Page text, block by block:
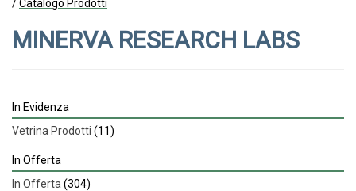
/ Catalogo Prodotti
MINERVA RESEARCH LABS
In Evidenza
Vetrina Prodotti (11)
In Offerta
In Offerta (304)